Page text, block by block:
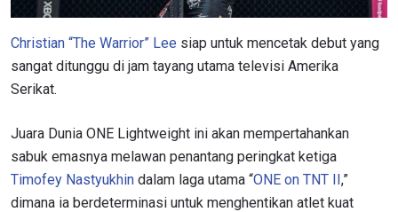
Christian “The Warrior” Lee siap untuk mencetak debut yang
sangat ditunggu di jam tayang utama televisi Amerika
Serikat.
Juara Dunia ONE Lightweight ini akan mempertahankan
sabuk emasnya melawan penantang peringkat ketiga
Timofey Nastyukhin dalam laga utama “ONE on TNT II,”
dimana ia berdeterminasi untuk menghentikan atlet kuat